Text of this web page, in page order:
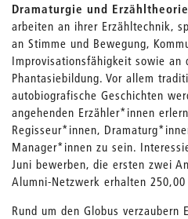
Dramaturgie und Erzähltheorie
arbeiten an ihrer Erzähltechnik,
an Stimme und Bewegung,
Improvisationsfähigkeit sowie an
Phantasiebildung. Vor allem
autobiografische Geschichten
angehenden Erzähler*innen
Regisseur*innen,
Manager*innen zu sein.
Juni bewerben, die ersten zwei
Alumni-Netzwerk erhalten 250,00
Rund um den Globus